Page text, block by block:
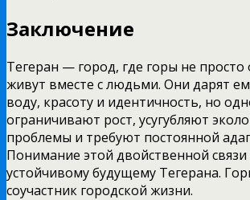
Заключение
Тегеран — город, где горы не
живут вместе с людьми. Они дарят
воду, красоту и идентичность, но
ограничивают рост, усугубляют
проблемы и требуют постоянной
Понимание этой двойственной
устойчивому будущему Тегерана.
соучастник городской жизни.